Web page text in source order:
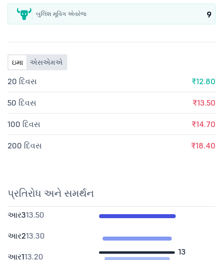
બુલિશ મૂવિંગ એવરેજ 9
ઇમા એસએમએ
20 દિવસ ₹12.80
50 દિવસ ₹13.50
100 દિવસ ₹14.70
200 દિવસ ₹18.40
પ્રતિરોધ અને સમર્થન
13
આર313.50
આર213.30
આર113.20